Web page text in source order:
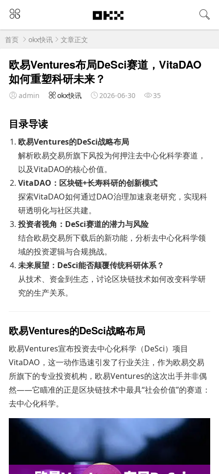
首页 okx快讯 文章正文
欧易Ventures布局DeSci赛道，VitaDAO
如何重塑科研未来？
admin okx快讯 2026-06-30 35
目录导读
欧易Ventures的DeSci战略布局
解析欧易交易所旗下风投为何押注去中心化科学赛道，
以及VitaDAO的核心价值。
VitaDAO：区块链+长寿科研的创新模式
探索VitaDAO如何通过DAO治理加速衰老研究，实现科
研透明化与社区共建。
投资者视角：DeSci赛道的潜力与风险
结合欧易交易所下载后的新功能，分析去中心化科学领
域的投资逻辑与合规挑战。
未来展望：DeSci能否颠覆传统科研体系？
从技术、资金到生态，讨论区块链技术如何改变科学研
究的生产关系。
欧易Ventures的DeSci战略布局
欧易Ventures宣布投资去中心化科学（DeSci）项目
VitaDAO，这一动作迅速引发了行业关注，作为欧易交易
所旗下的专业投资机构，欧易Ventures的这次出手并非偶
然——它瞄准的正是区块链技术中最具“社会价值”的赛道：
去中心化科学。